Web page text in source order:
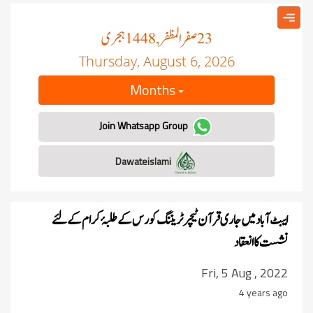
23صفر المظفر, 1448 ہجری
Thursday, August 6, 2026
Months
Join Whatsapp Group
ایبٹ آباد میںجاری قرآن ٹیچر ٹریننگ کورس کے طلبۂ کرام کے لئے
نشست کا انعقاد
Fri, 5 Aug , 2022
4 years ago